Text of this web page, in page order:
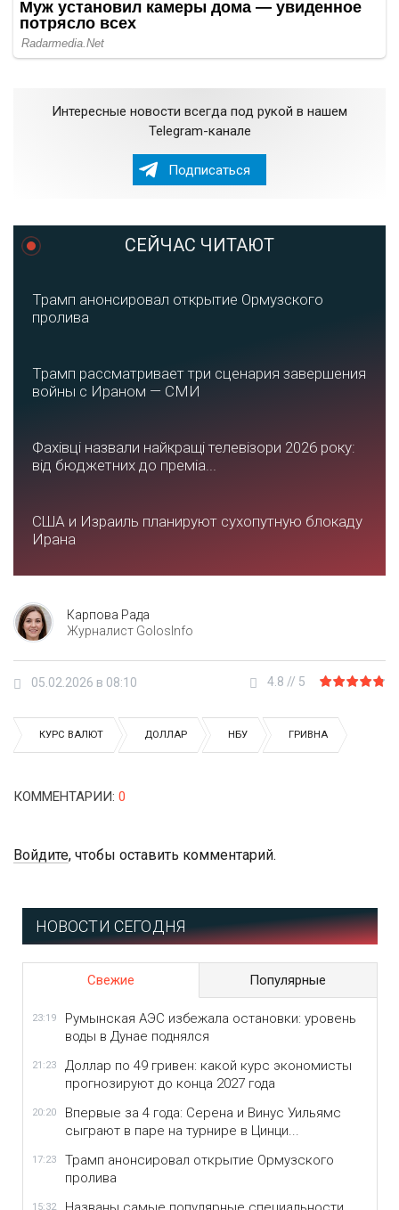
Интересные новости всегда под рукой в нашем
Telegram-канале
Подписаться
СЕЙЧАС ЧИТАЮТ
Трамп анонсировал открытие Ормузского
пролива
Трамп рассматривает три сценария завершения
войны с Ираном — СМИ
Фахівці назвали найкращі телевізори 2026 року:
від бюджетних до преміа...
США и Израиль планируют сухопутную блокаду
Ирана
Карпова Рада
Журналист GolosInfo
05.02.2026 в 08:10 4.8 // 5
КУРС ВАЛЮТ ДОЛЛАР НБУ ГРИВНА
КОММЕНТАРИИ: 0
Войдите, чтобы оставить комментарий.
НОВОСТИ СЕГОДНЯ
Свежие Популярные
23:19
Румынская АЭС избежала остановки: уровень
воды в Дунае поднялся
21:23
Доллар по 49 гривен: какой курс экономисты
прогнозируют до конца 2027 года
20:20
Впервые за 4 года: Серена и Винус Уильямс
сыграют в паре на турнире в Цинци...
17:23
Трамп анонсировал открытие Ормузского
пролива
15:32